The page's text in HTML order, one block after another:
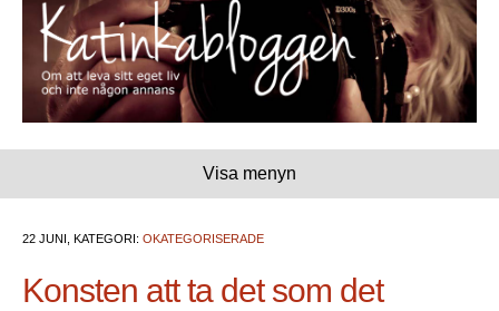
Visa menyn
22 JUNI, KATEGORI: OKATEGORISERADE
Konsten att ta det som det